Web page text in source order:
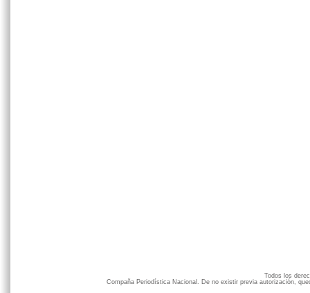
Todos los
Compaña Periodística Nacional. De no existir previa autorización,